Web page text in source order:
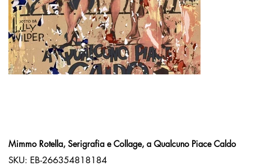
Mimmo Rotella, Serigrafia e Collage, a Qualcuno Piace Caldo
SKU:
SKU
EB-
EB-266354818184